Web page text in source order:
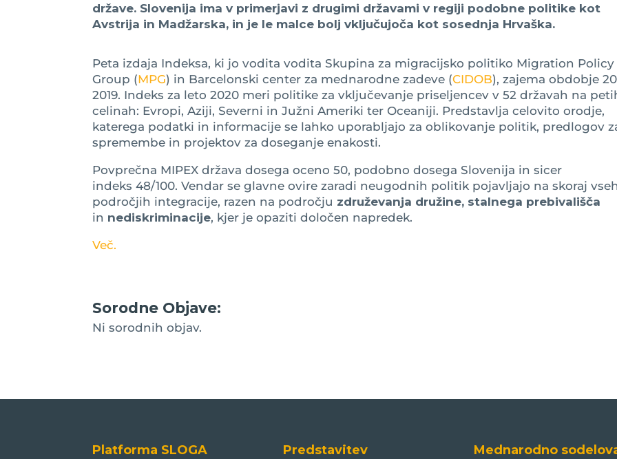
države. Slovenija ima v primerjavi z drugimi državami v regiji podobne politike kot
Avstrija in Madžarska, in je le malce bolj vključujoča kot sosednja Hrvaška.
Peta izdaja Indeksa, ki jo vodita vodita Skupina za migracijsko politiko Migration Policy
Group (MPG) in Barcelonski center za mednarodne zadeve (CIDOB), zajema obdobje
2019. Indeks za leto 2020 meri politike za vključevanje priseljencev v 52 državah na
celinah: Evropi, Aziji, Severni in Južni Ameriki ter Oceaniji. Predstavlja celovito orodje,
katerega podatki in informacije se lahko uporabljajo za oblikovanje politik, predlogov
spremembe in projektov za doseganje enakosti.
Povprečna MIPEX država dosega oceno 50, podobno dosega Slovenija in sicer
indeks 48/100. Vendar se glavne ovire zaradi neugodnih politik pojavljajo na skoraj vseh
področjih integracije, razen na področju združevanja družine, stalnega prebivališča
in nediskriminacije, kjer je opaziti določen napredek.
Več.
Sorodne Objave:
Ni sorodnih objav.
Platforma SLOGA Predstavitev Mednarodno